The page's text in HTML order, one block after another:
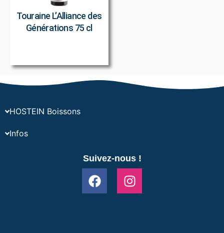
Touraine L’Alliance des
Générations 75 cl
HOSTEIN Boissons
Infos
Suivez-nous !